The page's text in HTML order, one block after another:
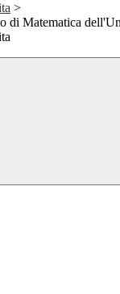
>
di Matematica